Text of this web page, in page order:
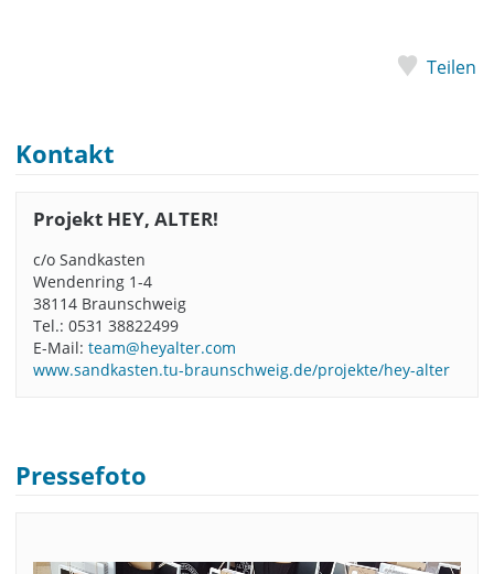
Teilen
Kontakt
Projekt HEY, ALTER!
c/o Sandkasten
Wendenring 1-4
38114 Braunschweig
Tel.: 0531 38822499
E-Mail: team@heyalter.com
www.sandkasten.tu-braunschweig.de/projekte/hey-alter
Pressefoto